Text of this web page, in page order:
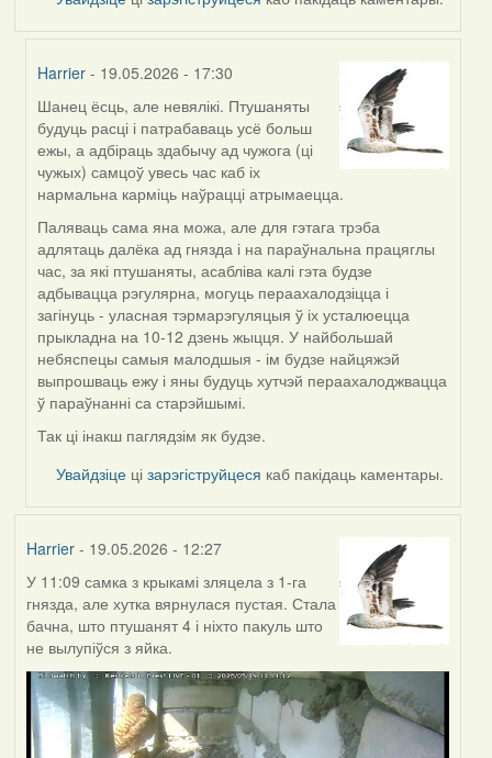
Harrier - 19.05.2026 - 17:30
In
reply
to
by
Snezhinka
Шанец ёсць, але невялікі. Птушаняты
будуць расці і патрабаваць усё больш
ежы, а адбіраць здабычу ад чужога (ці
чужых) самцоў увесь час каб іх
нармальна карміць наўрацці атрымаецца.
Паляваць сама яна можа, але для гэтага трэба
адлятаць далёка ад гнязда і на параўнальна працяглы
час, за які птушаняты, асабліва калі гэта будзе
адбывацца рэгулярна, могуць пераахалодзіцца і
загінуць - уласная тэрмарэгуляцыя ў іх усталюецца
прыкладна на 10-12 дзень жыцця. У найбольшай
небяспецы самыя малодшыя - ім будзе найцяжэй
выпрошваць ежу і яны будуць хутчэй пераахалоджвацца
ў параўнанні са старэйшымі.
Так ці інакш паглядзім як будзе.
Увайдзіце цізарэгіструйцеся каб пакідаць каментары.
Harrier- 19.05.2026 - 12:27
У 11:09 самка з крыкамі зляцела з 1-га
гнязда, але хутка вярнулася пустая. Стала
бачна, што птушанят 4 і ніхто пакуль што
не вылупіўся з яйка.